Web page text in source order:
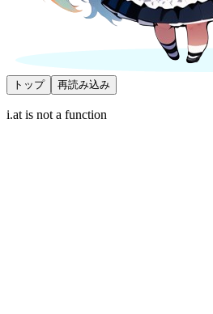
トップ 再読み込み
i.at is not a function